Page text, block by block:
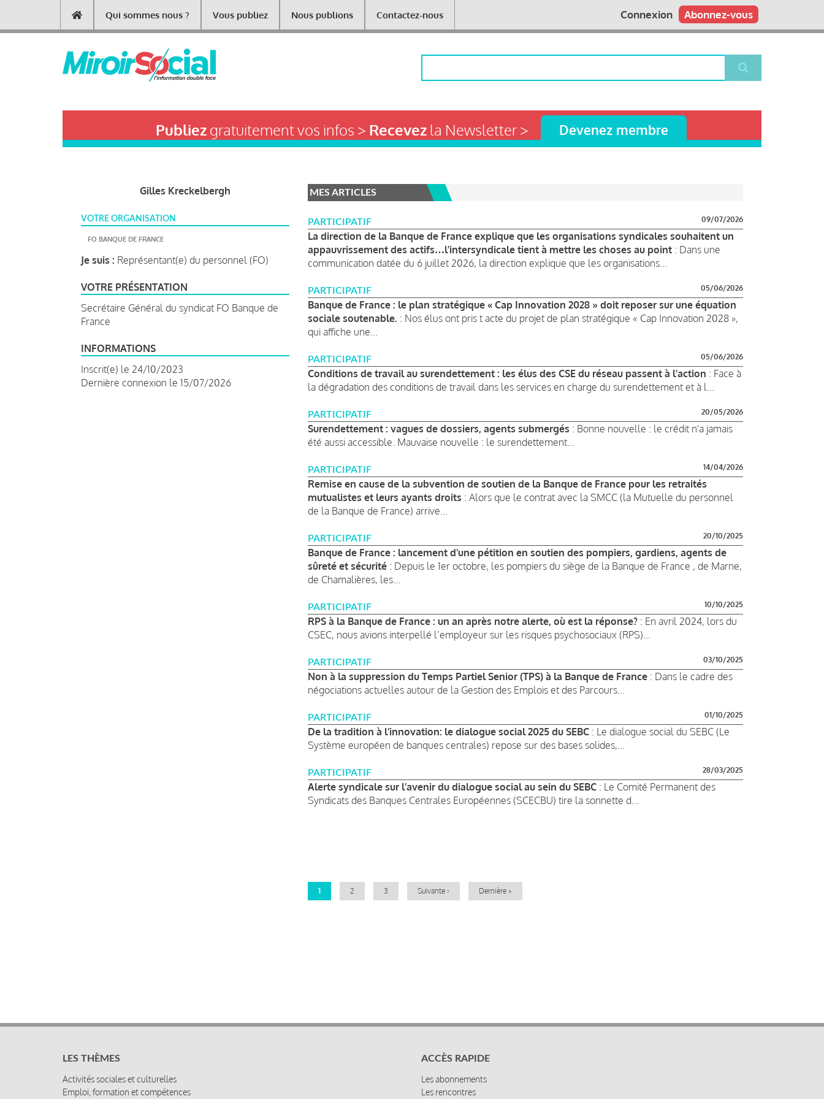
contenu
Main
navigation
Qui sommes nous ? Vous publiez Nous publions Contactez-nous Abonnez-vous
Connexion
Publiezgratuitement vos infos > Recevezla Newsletter > Devenez membre
Gilles Kreckelbergh
VOTRE ORGANISATION
FO BANQUE DE FRANCE
Je suis : Représentant(e) du personnel (FO)
VOTRE PRÉSENTATION
Secrétaire Général du syndicat FO Banque de
France
INFORMATIONS
Inscrit(e) le 24/10/2023
Dernière connexion le 15/07/2026
MES ARTICLES
PARTICIPATIF 09/07/2026
La direction de la Banque de France explique que les organisations syndicales souhaitent un
appauvrissement des actifs…l'intersyndicale tient à mettre les choses au point : Dans une
communication datée du 6 juillet 2026, la direction explique que les organisations...
PARTICIPATIF 05/06/2026
Banque de France : le plan stratégique « Cap Innovation 2028 » doit reposer sur une équation
sociale soutenable. : Nos élus ont pris t acte du projet de plan stratégique « Cap Innovation 2028 »,
qui affiche une...
PARTICIPATIF 05/06/2026
Conditions de travail au surendettement : les élus des CSE du réseau passent à l’action : Face à
la dégradation des conditions de travail dans les services en charge du surendettement et à l...
PARTICIPATIF 20/05/2026
Surendettement : vagues de dossiers, agents submergés : Bonne nouvelle : le crédit n'a jamais
été aussi accessible. Mauvaise nouvelle : le surendettement...
PARTICIPATIF 14/04/2026
Remise en cause de la subvention de soutien de la Banque de France pour les retraités
mutualistes et leurs ayants droits : Alors que le contrat avec la SMCC (la Mutuelle du personnel
de la Banque de France) arrive...
PARTICIPATIF 20/10/2025
Banque de France : lancement d'une pétition en soutien des pompiers, gardiens, agents de
sûreté et sécurité : Depuis le 1er octobre, les pompiers du siège de la Banque de France , de Marne,
de Chamalières, les...
PARTICIPATIF 10/10/2025
RPS à la Banque de France : un an après notre alerte, où est la réponse? : En avril 2024, lors du
CSEC, nous avions interpellé l’employeur sur les risques psychosociaux (RPS)...
PARTICIPATIF 03/10/2025
Non à la suppression du Temps Partiel Senior (TPS) à la Banque de France : Dans le cadre des
négociations actuelles autour de la Gestion des Emplois et des Parcours...
PARTICIPATIF 01/10/2025
De la tradition à l’innovation: le dialogue social 2025 du SEBC : Le dialogue social du SEBC (Le
Système européen de banques centrales) repose sur des bases solides,...
PARTICIPATIF 28/03/2025
Alerte syndicale sur l’avenir du dialogue social au sein du SEBC : Le Comité Permanent des
Syndicats des Banques Centrales Européennes (SCECBU) tire la sonnette d...
Page
1 Page
2 Page
3
Page
Suivante ›
Dernière
Dernière »
LES THÈMES
Activités sociales et culturelles
Emploi, formation et compétences
ACCÈS RAPIDE
Les abonnements
Les rencontres